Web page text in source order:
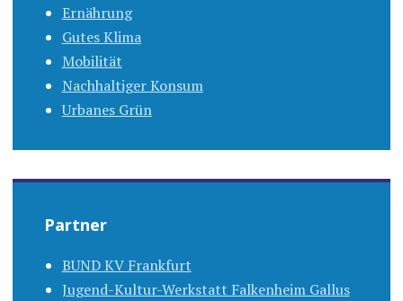
Ernährung
Gutes Klima
Mobilität
Nachhaltiger Konsum
Urbanes Grün
Partner
BUND KV Frankfurt
Jugend-Kultur-Werkstatt Falkenheim Gallus